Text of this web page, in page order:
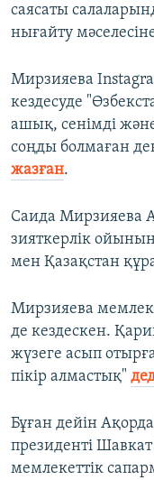
саясаты
нығайту
Мирзияева
кездесуде
ашық, сенімді
соңды болмаған
жазған.
Саида Мирзияева
зияткерлік
мен Қазақстан
Мирзияева
де кездескен.
жүзеге асып
пікір алмастық"
Бұған дейін
президенті
мемлекеттік